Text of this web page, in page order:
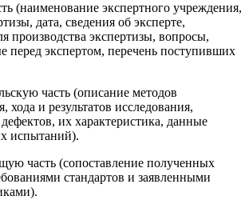
(наименование экспертного учреждения,
дата, сведения об эксперте,
производства экспертизы, вопросы,
перед экспертом, перечень поступивших
часть (описание методов
хода и результатов исследования,
их характеристика, данные
испытаний).
часть (сопоставление полученных
стандартов и заявленными